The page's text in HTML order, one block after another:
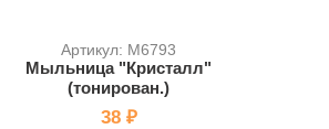
Артикул: M6793
Мыльница "Кристалл"
(тонирован.)
38 ₽